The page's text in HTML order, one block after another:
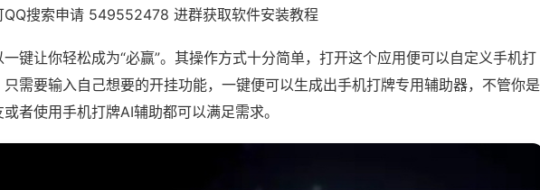
QQ搜索申请 549552478 进群获取软件安装教程
键让你轻松成为“必赢”。其操作方式十分简单，打开这个应用便可以自定义手机打
只需要输入自己想要的开挂功能，一键便可以生成出手机打牌专用辅助器，不管你是
者使用手机打牌AI辅助都可以满足需求。